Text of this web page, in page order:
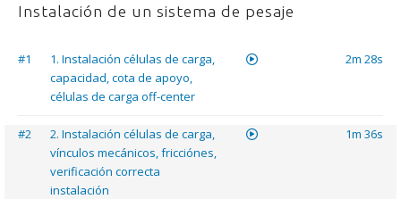
Instalación de un sistema de pesaje
#1
1. Instalación células de carga,
capacidad, cota de apoyo,
células de carga off-center
2m 28s
#2
2. Instalación células de carga,
vínculos mecánicos, fricciónes,
verificación correcta
instalación
1m 36s